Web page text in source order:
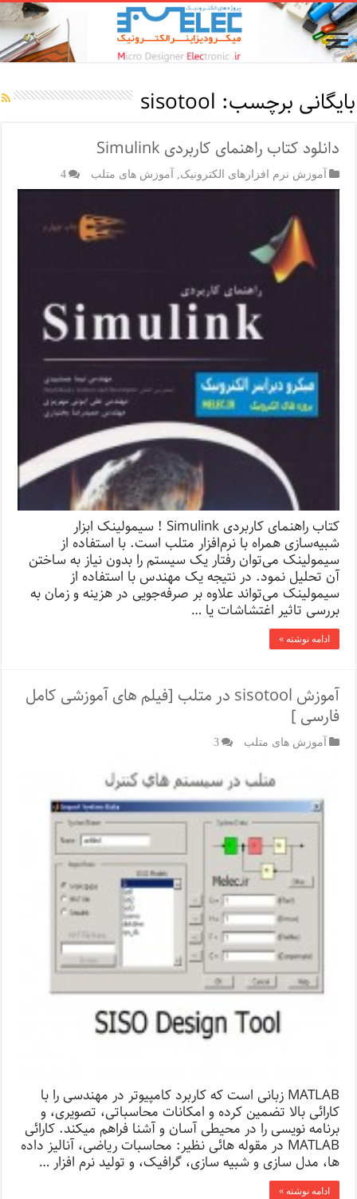
بایگانی برچسب: sisotool
دانلود کتاب راهنمای کاربردی Simulink
آموزش نرم افزارهای الکترونیک آموزش های متلب 4
کتاب راهنمای کاربردی Simulink ! سیمولینک ابزار
شبیه‌سازی همراه با نرم‌افزار متلب است. با استفاده از
سیمولینک می‌توان رفتار یک سیستم را بدون نیاز به ساختن
آن تحلیل نمود. در نتیجه یک مهندس با استفاده از
سیمولینک می‌تواند علاوه بر صرفه‌جویی در هزینه و زمان به
بررسی تاثیر اغتشاشات یا …
ادامه نوشته »
آموزش sisotool در متلب [فیلم های آموزشی کامل
فارسی ]
آموزش های متلب 3
MATLAB زبانی است که کاربرد کامپیوتر در مهندسی را با
کارائی بالا تضمین کرده و امکانات محاسباتی، تصویری، و
برنامه نویسی را در محیطی آسان و آشنا فراهم میکند. کارائی
MATLAB در مقوله هائی نظیر: محاسبات ریاضی، آنالیز داده
ها، مدل سازی و شبیه سازی، گرافیک، و تولید نرم افزار …
ادامه نوشته »